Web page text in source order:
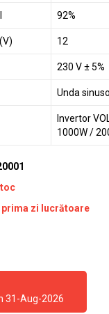
92%
12
230 V ± 5%
Unda
Invertor
1000W /
prima zi lucrătoare
31-Aug-2026